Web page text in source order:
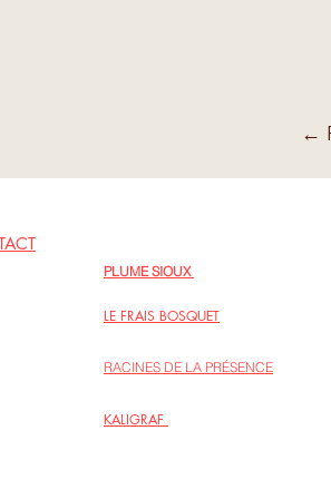
←
PLUME SIOUX
LE FRAIS BOSQUET
RACINES DE LA PRÉSENCE
KALIGRAF